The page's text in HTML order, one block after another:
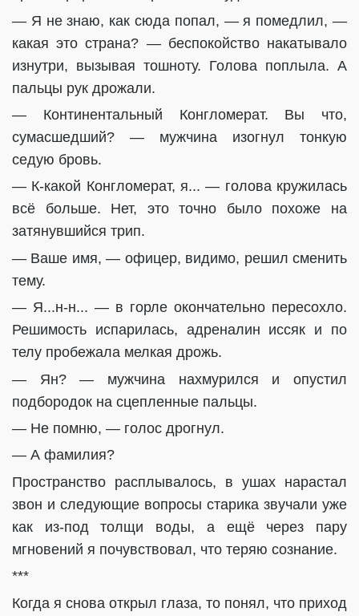
— Я не знаю, как сюда попал, — я помедлил, —
какая это страна? — беспокойство накатывало
изнутри, вызывая тошноту. Голова поплыла. А
пальцы рук дрожали.
— Континентальный Конгломерат. Вы что,
сумасшедший? — мужчина изогнул тонкую
седую бровь.
— К-какой Конгломерат, я... — голова кружилась
всё больше. Нет, это точно было похоже на
затянувшийся трип.
— Ваше имя, — офицер, видимо, решил сменить
тему.
— Я...н-н... — в горле окончательно пересохло.
Решимость испарилась, адреналин иссяк и по
телу пробежала мелкая дрожь.
— Ян? — мужчина нахмурился и опустил
подбородок на сцепленные пальцы.
— Не помню, — голос дрогнул.
— А фамилия?
Пространство расплывалось, в ушах нарастал
звон и следующие вопросы старика звучали уже
как из-под толщи воды, а ещё через пару
мгновений я почувствовал, что теряю сознание.
***
Когда я снова открыл глаза, то понял, что приход